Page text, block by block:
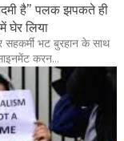
है” पलक झपकते ही
घेर लिया
भट बुरहान के साथ
करन...